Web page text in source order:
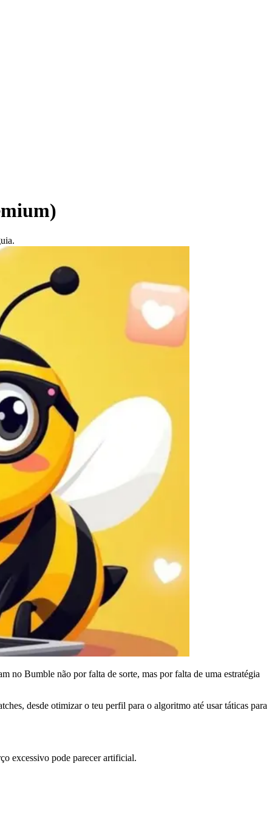
no Bumble não por falta de sorte, mas por falta de uma estratégia
desde otimizar o teu perfil para o algoritmo até usar táticas para
excessivo pode parecer artificial.